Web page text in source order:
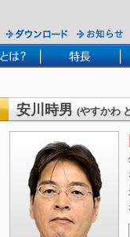
安川時男 (やすかわ